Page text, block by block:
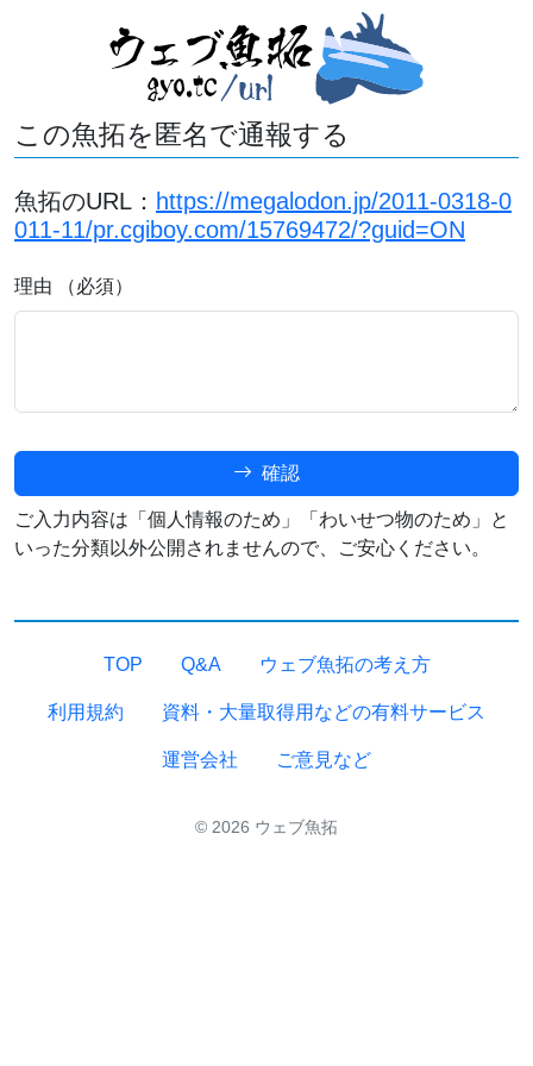
この魚拓を匿名で通報する
魚拓のURL： https://megalodon.jp/2011-0318-0
011-11/pr.cgiboy.com/15769472/?guid=ON
理由 （必須）
確認
ご入力内容は「個人情報のため」「わいせつ物のため」と
いった分類以外公開されませんので、ご安心ください。
TOP Q&A ウェブ魚拓の考え方
利用規約 資料・大量取得用などの有料サービス
運営会社 ご意見など
© 2026 ウェブ魚拓